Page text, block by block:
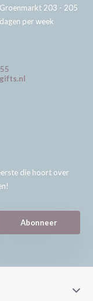
203 - 205
per week
die hoort over
Abonneer